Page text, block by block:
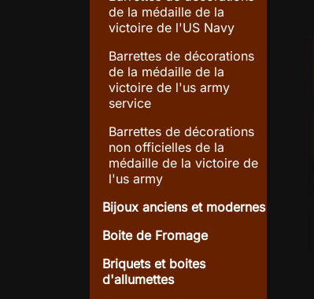
de la médaille de la
victoire de l'US Navy
Barrettes de décorations
de la médaille de la
victoire de l'us army
service
Barrettes de décorations
non officielles de la
médaille de la victoire de
l'us army
Bijoux anciens et modernes
Boite de Fromage
Briquets et boites
d'allumettes